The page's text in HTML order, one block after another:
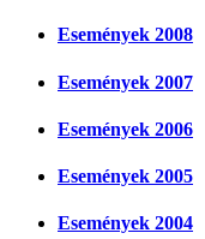
Események 2008
Események 2007
Események 2006
Események 2005
Események 2004